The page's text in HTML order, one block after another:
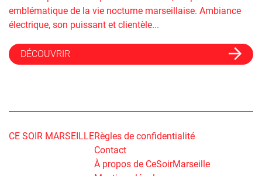
emblématique de la vie nocturne marseillaise. Ambiance
électrique, son puissant et clientèle...
DÉCOUVRIR
CE SOIR MARSEILLERègles de confidentialité
Contact
À propos de CeSoirMarseille